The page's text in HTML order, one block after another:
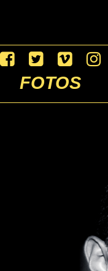
FOTOS